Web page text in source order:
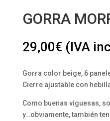
GORRA
29,00€ (IVA
Gorra color beige, 6
Cierre ajustable con
Como buenas viguesas,
y…obviamente, también